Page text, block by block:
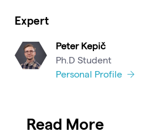
Expert
Peter Kepič
Ph.D Student
Personal Profile
Read More